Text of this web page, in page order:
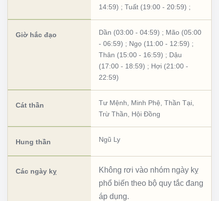
14:59) ; Tuất (19:00 - 20:59) ;
Giờ hắc đạo Dần (03:00 - 04:59) ; Mão (05:00
- 06:59) ; Ngọ (11:00 - 12:59) ;
Thân (15:00 - 16:59) ; Dậu
(17:00 - 18:59) ; Hợi (21:00 -
22:59)
Cát thần Tư Mệnh Minh Phệ Thần Tại
Trừ Thần
Hội Đồng
Hung thần Ngũ Ly
Các ngày kỵ
Không rơi vào nhóm ngày kỵ
phổ biến theo bộ quy tắc đang
áp dụng.